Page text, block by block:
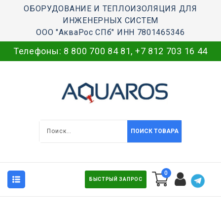
ОБОРУДОВАНИЕ И ТЕПЛОИЗОЛЯЦИЯ ДЛЯ
ИНЖЕНЕРНЫХ СИСТЕМ
ООО "АкваРос СПб" ИНН 7801465346
Телефоны: 8 800 700 84 81, +7 812 703 16 44
ПОИСК ТОВАРА
БЫСТРЫЙ ЗАПРОС
0